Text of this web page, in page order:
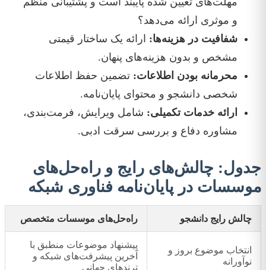
و موثری ارائه می‌دهد؟
شفافیت در هزینه‌ها: ارائه یک ساختار قیمتی
مشخص و بدون هزینه‌های پنهان.
محرمانه بودن اطلاعات: تضمین حفظ اطلاعات
شخصی دانشجو و محتوای پایان‌نامه.
ارائه خدمات تکمیلی: شامل ویرایش، فرمت‌بندی،
مشاوره دفاع و بررسی سرقت ادبی.
جدول: چالش‌های رایج و راه‌حل‌های
موسسات در پایان‌نامه فناوری شبکه
چالش رایج دانشجو راه‌حل‌های موسسات متخصص
انتخاب موضوع بروز و
نوآورانه
پیشنهاد موضوعات منطبق با
آخرین پیشرفت‌های شبکه و
ترندهای جهانی